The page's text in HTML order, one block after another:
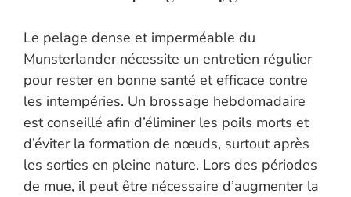
Le pelage dense et imperméable du
Munsterlander nécessite un entretien régulier
pour rester en bonne santé et efficace contre
les intempéries. Un brossage hebdomadaire
est conseillé afin d’éliminer les poils morts et
d’éviter la formation de nœuds, surtout après
les sorties en pleine nature. Lors des périodes
de mue, il peut être nécessaire d’augmenter la